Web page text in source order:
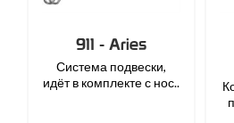
911 - Aries
Система подвески,
идёт в комплекте с нос..